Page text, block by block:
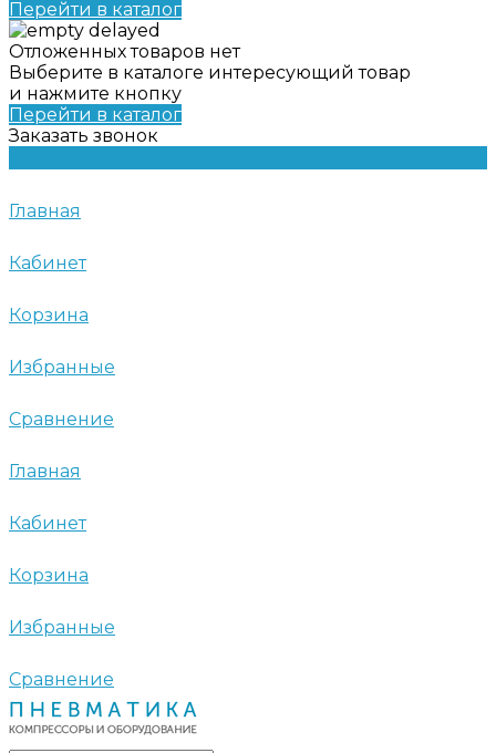
Перейти в каталог
Отложенных товаров нет
Выберите в каталоге интересующий товар
и нажмите кнопку
Перейти в каталог
Заказать звонок
Главная
Кабинет
Корзина
Избранные
Сравнение
Главная
Кабинет
Корзина
Избранные
Сравнение